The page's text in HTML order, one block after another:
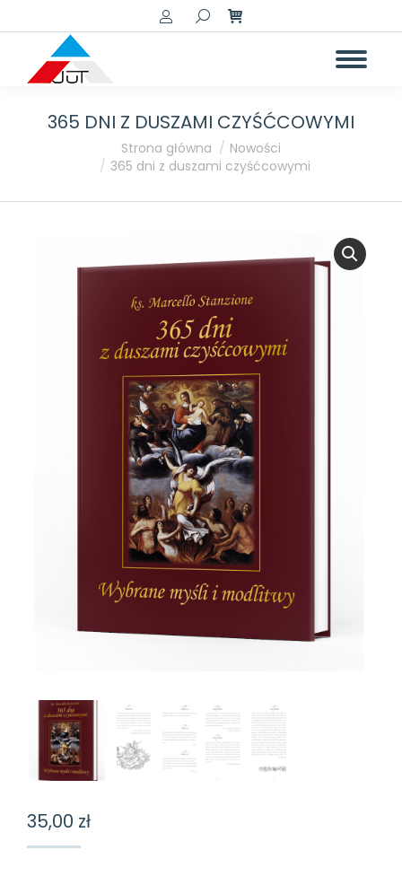
Szukaj:
365 DNI Z DUSZAMI CZYŚĆCOWYMI
Strona główna
Nowości
365 dni z duszami czyśćcowymi
35,00 zł